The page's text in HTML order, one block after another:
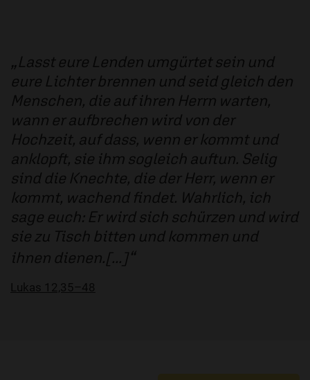
Lasst eure Lenden umgürtet sein und
eure Lichter brennen und seid gleich den
Menschen, die auf ihren Herrn warten,
wann er aufbrechen wird von der
Hochzeit, auf dass, wenn er kommt und
anklopft, sie ihm sogleich auftun. Selig
sind die Knechte, die der Herr, wenn er
kommt, wachend findet. Wahrlich, ich
sage euch: Er wird sich schürzen und wird
sie zu Tisch bitten und kommen und
ihnen dienen.[...]
Lukas 12,35–48